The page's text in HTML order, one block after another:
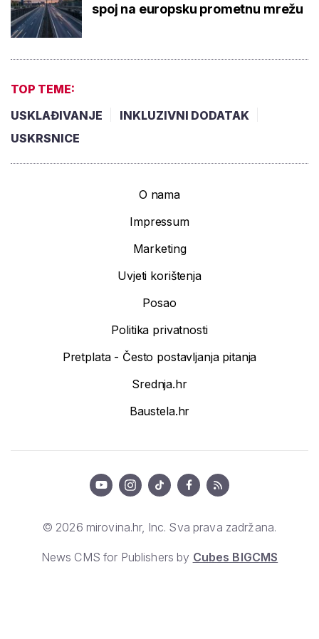
spoj na europsku prometnu mrežu
TOP TEME:
USKLAĐIVANJE
INKLUZIVNI DODATAK
USKRSNICE
O nama
Impressum
Marketing
Uvjeti korištenja
Posao
Politika privatnosti
Pretplata - Često postavljanja pitanja
Srednja.hr
Baustela.hr
© 2026 mirovina.hr, Inc. Sva prava zadržana.
News CMS for Publishers by Cubes BIGCMS